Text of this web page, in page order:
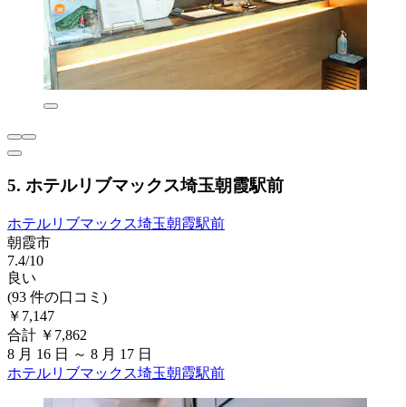
5. ホテルリブマックス埼玉朝霞駅前
ホテルリブマックス埼玉朝霞駅前
朝霞市
7.4/10
良い
(93 件の口コミ)
￥7,147
合計 ￥7,862
8 月 16 日 ～ 8 月 17 日
ホテルリブマックス埼玉朝霞駅前